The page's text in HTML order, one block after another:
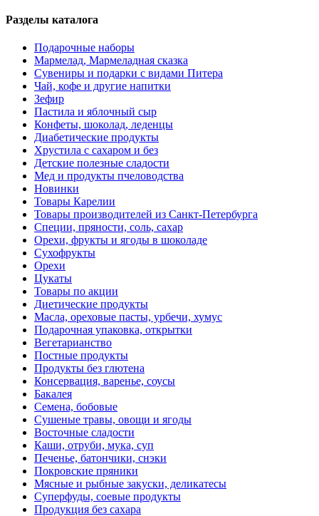
Разделы каталога
Подарочные наборы
Мармелад, Мармеладная сказка
Сувениры и подарки с видами Питера
Чай, кофе и другие напитки
Зефир
Пастила и яблочный сыр
Конфеты, шоколад, леденцы
Диабетические продукты
Хрустила с сахаром и без
Детские полезные сладости
Мед и продукты пчеловодства
Новинки
Товары Карелии
Товары производителей из Санкт-Петербурга
Специи, пряности, соль, сахар
Орехи, фрукты и ягоды в шоколаде
Сухофрукты
Орехи
Цукаты
Товары по акции
Диетические продукты
Масла, ореховые пасты, урбечи, хумус
Подарочная упаковка, открытки
Вегетарианство
Постные продукты
Продукты без глютена
Консервация, варенье, соусы
Бакалея
Семена, бобовые
Сушеные травы, овощи и ягоды
Восточные сладости
Каши, отруби, мука, суп
Печенье, батончики, снэки
Покровские пряники
Мясные и рыбные закуски, деликатесы
Суперфуды, соевые продукты
Продукция без сахара